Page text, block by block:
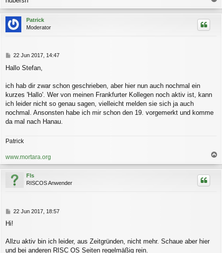
c
Patrick
Moderator
B
i
r
22 Jun 2017, 14:47
Hallo Stefan,
ich hab dir zwar schon geschrieben, aber hier nun auch nochmal ein
kurzes 'Hallo'. Wer von meinen Frankfurter Kollegen noch aktiv ist, kann
ich leider nicht so genau sagen, vielleicht melden sie sich ja auch
nochmal. Ansonsten habe ich mir schon den 19. vorgemerkt und komme
da mal nach Hanau.
Patrick
www.mortara.org
a
c
Fls
RISCOS Anwender
B
i
r
a
22 Jun 2017, 18:57
Hi!
Allzu aktiv bin ich leider, aus Zeitgründen, nicht mehr. Schaue aber hier
und bei anderen RISC OS Seiten regelmäßig rein.